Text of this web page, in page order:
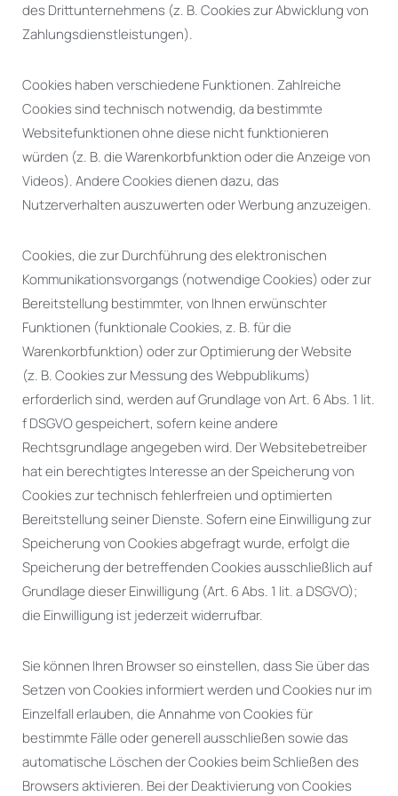
des Drittunternehmens (z. B. Cookies zur Abwicklung von
Zahlungsdienstleistungen).
Cookies haben verschiedene Funktionen. Zahlreiche
Cookies sind technisch notwendig, da bestimmte
Websitefunktionen ohne diese nicht funktionieren
würden (z. B. die Warenkorbfunktion oder die Anzeige von
Videos). Andere Cookies dienen dazu, das
Nutzerverhalten auszuwerten oder Werbung anzuzeigen.
Cookies, die zur Durchführung des elektronischen
Kommunikationsvorgangs (notwendige Cookies) oder zur
Bereitstellung bestimmter, von Ihnen erwünschter
Funktionen (funktionale Cookies, z. B. für die
Warenkorbfunktion) oder zur Optimierung der Website
(z. B. Cookies zur Messung des Webpublikums)
erforderlich sind, werden auf Grundlage von Art. 6 Abs. 1 lit.
f DSGVO gespeichert, sofern keine andere
Rechtsgrundlage angegeben wird. Der Websitebetreiber
hat ein berechtigtes Interesse an der Speicherung von
Cookies zur technisch fehlerfreien und optimierten
Bereitstellung seiner Dienste. Sofern eine Einwilligung zur
Speicherung von Cookies abgefragt wurde, erfolgt die
Speicherung der betreffenden Cookies ausschließlich auf
Grundlage dieser Einwilligung (Art. 6 Abs. 1 lit. a DSGVO);
die Einwilligung ist jederzeit widerrufbar.
Sie können Ihren Browser so einstellen, dass Sie über das
Setzen von Cookies informiert werden und Cookies nur im
Einzelfall erlauben, die Annahme von Cookies für
bestimmte Fälle oder generell ausschließen sowie das
automatische Löschen der Cookies beim Schließen des
Browsers aktivieren. Bei der Deaktivierung von Cookies